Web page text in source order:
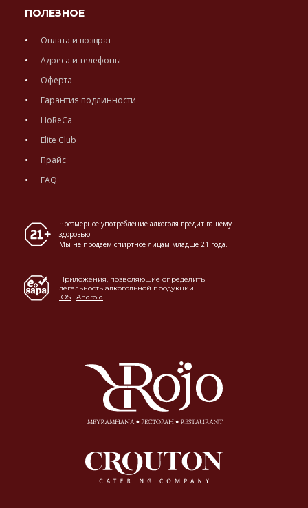
ПОЛЕЗНОЕ
Оплата и возврат
Адреса и телефоны
Оферта
Гарантия подлинности
HoReCa
Elite Club
Прайс
FAQ
Чрезмерное употребление алкоголя вредит вашему
здоровью!
Мы не продаем спиртное лицам младше 21 года.
Приложения, позволяющие определить
легальность алкогольной продукции
IOS . Android